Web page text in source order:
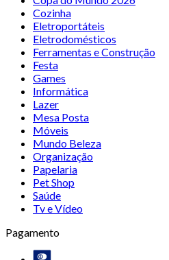
Cozinha
Eletroportáteis
Eletrodomésticos
Ferramentas e Construção
Festa
Games
Informática
Lazer
Mesa Posta
Móveis
Mundo Beleza
Organização
Papelaria
Pet Shop
Saúde
Tv e Vídeo
Pagamento